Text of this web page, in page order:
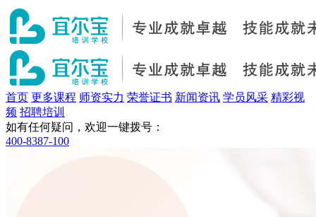
首页 更多课程 师资实力 荣誉证书 新闻资讯 学员风采 精彩视
频 招聘培训
如有任何疑问，欢迎一键拨号：
400-8387-100